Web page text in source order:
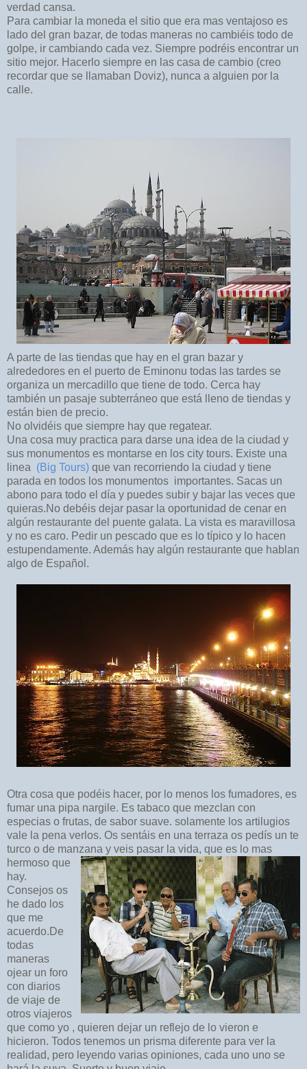
verdad cansa.
Para cambiar la moneda el sitio que era mas ventajoso es
lado del gran bazar, de todas maneras no cambiéis todo de
golpe, ir cambiando cada vez. Siempre podréis encontrar un
sitio mejor. Hacerlo siempre en las casa de cambio (creo
recordar que se llamaban Doviz), nunca a alguien por la
calle.
A parte de las tiendas que hay en el gran bazar y
alrededores en el puerto de Eminonu todas las tardes se
organiza un mercadillo que tiene de todo. Cerca hay
también un pasaje subterráneo que está lleno de tiendas y
están bien de precio.
No olvidéis que siempre hay que regatear.
Una cosa muy practica para darse una idea de la ciudad y
sus monumentos es montarse en los city tours. Existe una
linea (Big Tours) que van recorriendo la ciudad y tiene
parada en todos los monumentos importantes. Sacas un
abono para todo el día y puedes subir y bajar las veces que
quieras.No debéis dejar pasar la oportunidad de cenar en
algún restaurante del puente galata. La vista es maravillosa
y no es caro. Pedir un pescado que es lo típico y lo hacen
estupendamente. Además hay algún restaurante que hablan
algo de Español.
Otra cosa que podéis hacer, por lo menos los fumadores, es
fumar una pipa nargile. Es tabaco que mezclan con
especias o frutas, de sabor suave. solamente los artilugios
vale la pena verlos. Os sentáis en una terraza os pedís un te
turco o de manzana y veis pasar la vida, que es lo mas
hermoso que
hay.
Consejos os
he dado los
que me
acuerdo.De
todas
maneras
ojear un foro
con diarios
de viaje de
otros viajeros
que como yo , quieren dejar un reflejo de lo vieron e
hicieron. Todos tenemos un prisma diferente para ver la
realidad, pero leyendo varias opiniones, cada uno uno se